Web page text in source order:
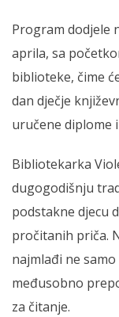
Program dodjele
aprila, sa
biblioteke, čime
dan dječje
uručene diplome
Bibliotekarka
dugogodišnju
podstakne djecu
pročitanih priča.
najmlađi ne
međusobno
za čitanje.